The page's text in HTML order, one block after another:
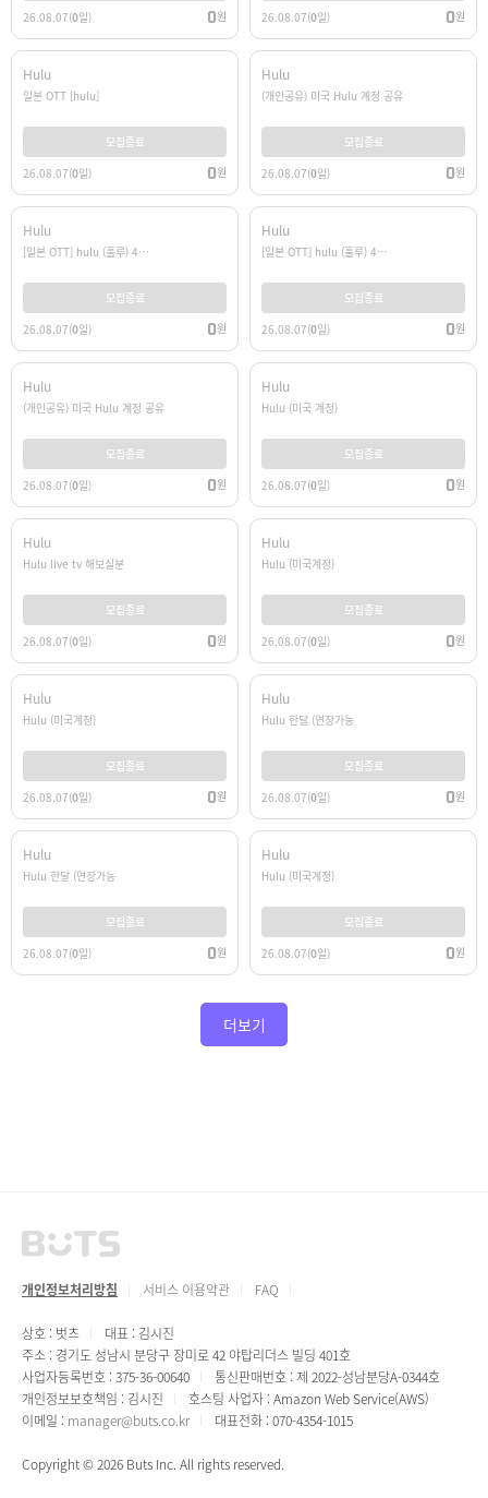
26.08.07(0일) 0원
26.08.07(0일) 0원
Hulu
일본 OTT [hulu]
모집종료
26.08.07(0일) 0원
Hulu
(개인공유) 미국 Hulu 계정 공유
모집종료
26.08.07(0일) 0원
Hulu
[일본 OTT] hulu (훌루) 4…
모집종료
26.08.07(0일) 0원
Hulu
[일본 OTT] hulu (훌루) 4…
모집종료
26.08.07(0일) 0원
Hulu
(개인공유) 미국 Hulu 계정 공유
모집종료
26.08.07(0일) 0원
Hulu
Hulu (미국 계정)
모집종료
26.08.07(0일) 0원
Hulu
Hulu live tv 해보실분
모집종료
26.08.07(0일) 0원
Hulu
Hulu (미국계정)
모집종료
26.08.07(0일) 0원
Hulu
Hulu (미국계정)
모집종료
26.08.07(0일) 0원
Hulu
Hulu 한달 (연장가능
모집종료
26.08.07(0일) 0원
Hulu
Hulu 한달 (연장가능
모집종료
26.08.07(0일) 0원
Hulu
Hulu (미국계정)
모집종료
26.08.07(0일) 0원
더보기
개인정보처리방침 서비스 이용약관 FAQ
상호 : 벗츠
대표 : 김시진
주소 : 경기도 성남시 분당구 장미로 42 야탑리더스 빌딩 401호
사업자등록번호 : 375-36-00640
통신판매번호 : 제 2022-성남분당A-0344호
개인정보보호책임 : 김시진
호스팅 사업자 : Amazon Web Service(AWS)
이메일 : manager@buts.co.kr 대표전화 : 070-4354-1015
Copyright © 2026 Buts Inc. All rights reserved.